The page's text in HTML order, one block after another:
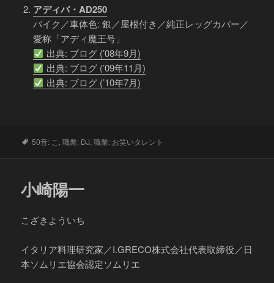
アディバ・AD250
バイク／車体色: 銀／屋根付き／純正レッグカバー／
愛称「アディ魔王号」
出典: ブログ (’08年9月)
出典: ブログ (’09年11月)
出典: ブログ (’10年7月)
タ
50音: こ ,職業: DJ,職業: お笑いタレント
小崎陽一
こざきよういち
イタリア料理研究家／I.GRECO株式会社代表取締役／日
本ソムリエ協会認定ソムリエ